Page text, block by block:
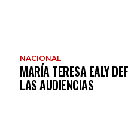
NACIONAL
MARÍA TERESA EALY
LAS AUDIENCIAS